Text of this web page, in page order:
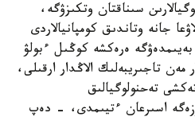
سىناقتان وتكىزۋگە،
جانە وتاندىق كومپانيالاردى
ەرەكشە كوڭىل ءبولۋ
تاجىريبەلىك الاڭدار ارقىلى،
تەحنولوگيالىق
اسىرعان ءتيىمدى، - دەپ